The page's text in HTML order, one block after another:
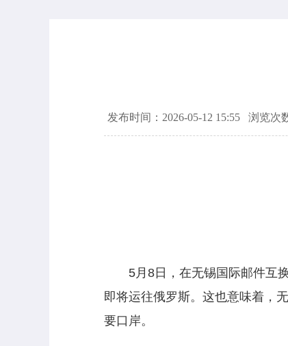
发布时间：2026-05-12 15:55 浏览次
5月8日，在无锡国际邮件互换
即将运往俄罗斯。这也意味着，
要口岸。